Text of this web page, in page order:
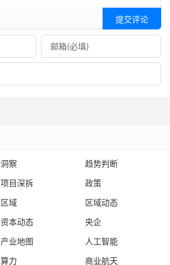
提交评论
洞察
趋势判断
项目深拆
政策
区域
区域动态
资本动态
央企
产业地图
人工智能
算力 商业航天